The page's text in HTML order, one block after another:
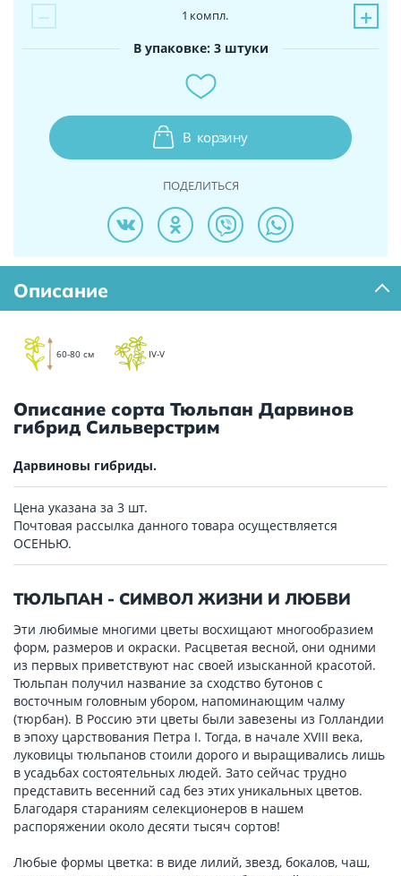
− +
1 компл.
В упаковке: 3 штуки
В корзину
ПОДЕЛИТЬСЯ
Описание
60-80 см IV-V
Описание сорта Тюльпан Дарвинов
гибрид Сильверстрим
Дарвиновы гибриды.
Цена указана за 3 шт.
Почтовая рассылка данного товара осуществляется
ОСЕНЬЮ.
ТЮЛЬПАН - СИМВОЛ ЖИЗНИ И ЛЮБВИ
Эти любимые многими цветы восхищают многообразием
форм, размеров и окраски. Расцветая весной, они одними
из первых приветствуют нас своей изысканной красотой.
Тюльпан получил название за сходство бутонов с
восточным головным убором, напоминающим чалму
(тюрбан). В Россию эти цветы были завезены из Голландии
в эпоху царствования Петра I. Тогда, в начале XVIII века,
луковицы тюльпанов стоили дорого и выращивались лишь
в усадьбах состоятельных людей. Зато сейчас трудно
представить весенний сад без этих уникальных цветов.
Благодаря стараниям селекционеров в нашем
распоряжении около десяти тысяч сортов!
Любые формы цветка: в виде лилий, звезд, бокалов, чаш,